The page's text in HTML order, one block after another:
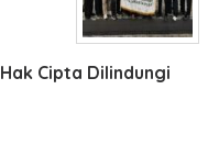
Cipta Dilindungi